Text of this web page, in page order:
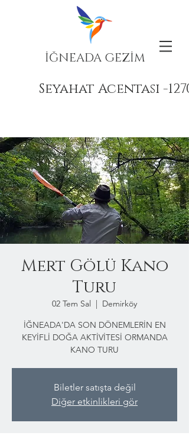
İĞNEADA GEZİM
Seyahat Acentası -
Mert Gölü Kano
Turu
02 Tem Sal
  |
Demirköy
İĞNEADA'DA SON DÖNEMLERİN EN
KEYİFLİ DOĞA AKTİVİTESİ ORMANDA
KANO TURU
Biletler satışta değil
Diğer etkinlikleri gör